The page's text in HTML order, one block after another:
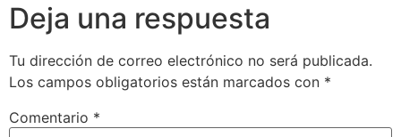
Deja una respuesta
Tu dirección de correo electrónico no será publicada.
Los campos obligatorios están marcados con *
Comentario *